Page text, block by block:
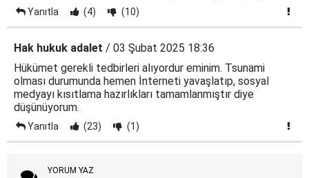
Yanıtla (4) (10)
Hak hukuk adalet / 03 Şubat 2025 18:36
Hükümet gerekli tedbirleri alıyordur eminim. Tsunami
olması durumunda hemen İnterneti yavaşlatıp, sosyal
medyayı kısıtlama hazırlıkları tamamlanmıştır diye
düşünüyorum.
Yanıtla (23) (1)
YORUM YAZ